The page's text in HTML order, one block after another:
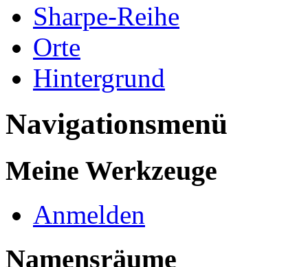
Sharpe-Reihe
Orte
Hintergrund
Navigationsmenü
Meine Werkzeuge
Anmelden
Namensräume